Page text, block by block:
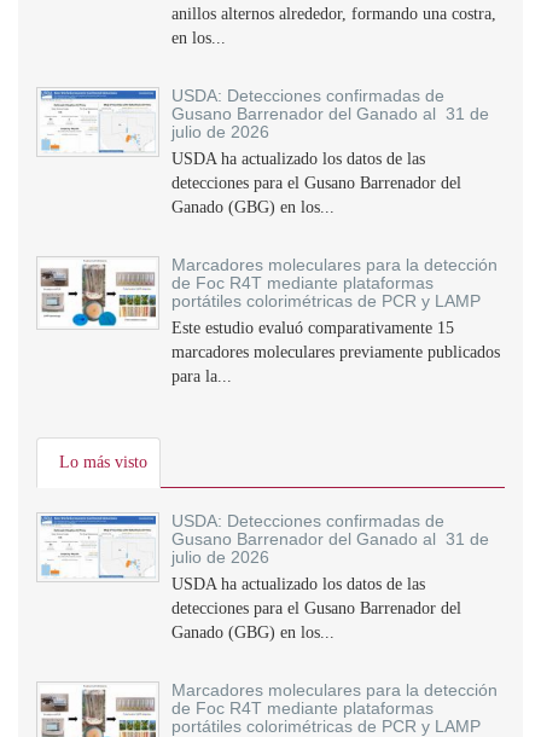
anillos alternos alrededor, formando una costra,
en los...
USDA: Detecciones confirmadas de
Gusano Barrenador del Ganado al 31 de
julio de 2026
USDA ha actualizado los datos de las
detecciones para el Gusano Barrenador del
Ganado (GBG) en los...
Marcadores moleculares para la detección
de Foc R4T mediante plataformas
portátiles colorimétricas de PCR y LAMP
Este estudio evaluó comparativamente 15
marcadores moleculares previamente publicados
para la...
Lo más visto
USDA: Detecciones confirmadas de
Gusano Barrenador del Ganado al 31 de
julio de 2026
USDA ha actualizado los datos de las
detecciones para el Gusano Barrenador del
Ganado (GBG) en los...
Marcadores moleculares para la detección
de Foc R4T mediante plataformas
portátiles colorimétricas de PCR y LAMP